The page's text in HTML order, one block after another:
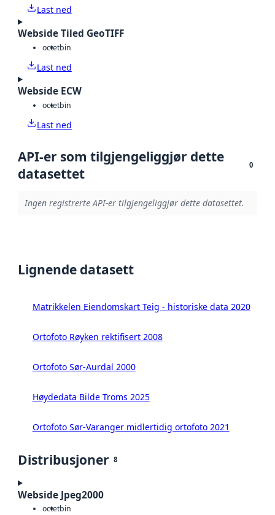
Last ned
Webside Tiled GeoTIFF
octetbin
Last ned
Webside ECW
octetbin
Last ned
API-er som tilgjengeliggjør dette
datasettet
0
Ingen registrerte API-er tilgjengeliggjør dette datasettet.
Lignende datasett
Matrikkelen Eiendomskart Teig - historiske data 2020
Ortofoto Røyken rektifisert 2008
Ortofoto Sør-Aurdal 2000
Høydedata Bilde Troms 2025
Ortofoto Sør-Varanger midlertidig ortofoto 2021
Distribusjoner 8
Webside Jpeg2000
octetbin